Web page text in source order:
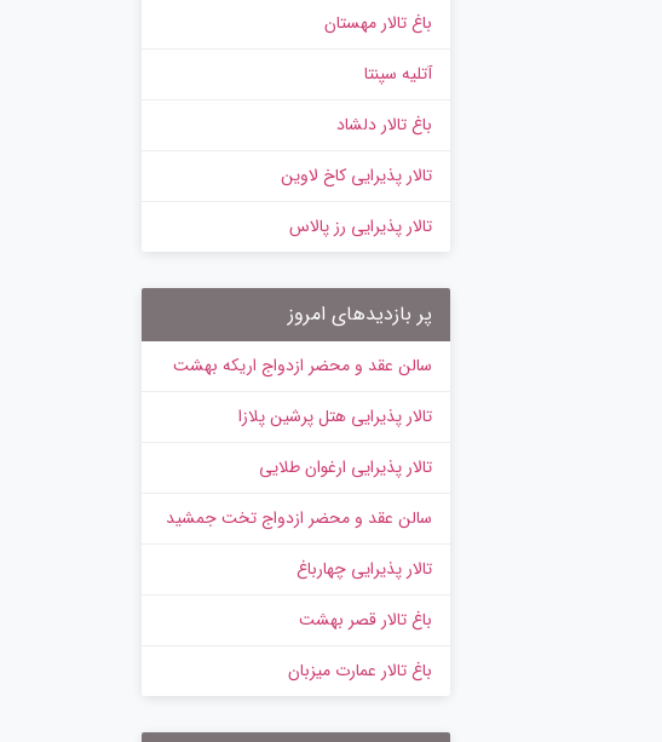
باغ تالار مهستان
آتلیه سپنتا
باغ تالار دلشاد
تالار پذیرایی کاخ لاوین
تالار پذیرایی رز پالاس
پر بازدیدهای امروز
سالن عقد و محضر ازدواج اریکه بهشت
تالار پذیرایی هتل پرشین پلازا
تالار پذیرایی ارغوان طلایی
سالن عقد و محضر ازدواج تخت جمشید
تالار پذیرایی چهارباغ
باغ تالار قصر بهشت
باغ تالار عمارت میزبان